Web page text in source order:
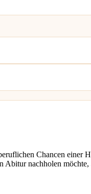
Chancen einer
nachholen